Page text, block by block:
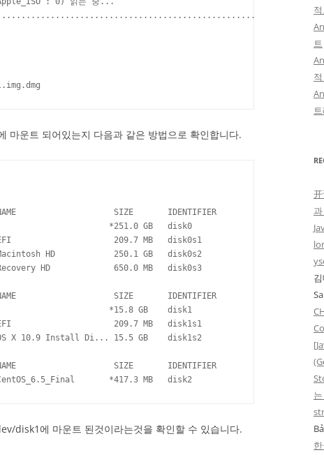
마운트 되어있는지 다음과 같은 방법으로 확인합니다.
SIZE       IDENTIFIER
*251.0 GB   disk0
209.7 MB   disk0s1
HD            250.1 GB   disk0s2
HD             650.0 MB   disk0s3
SIZE       IDENTIFIER
*15.8 GB    disk1
209.7 MB   disk1s1
X 10.9 Install Di... 15.5 GB    disk1s2
SIZE       IDENTIFIER
*417.3 MB   disk2
disk1에 마운트 된것이라는것을 확인할 수 있습니다.
트